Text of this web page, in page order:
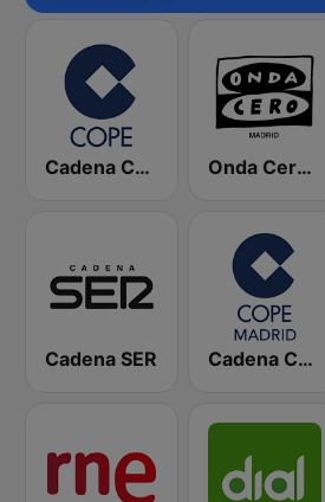
Cadena COPE Onda Cero Madrid
Cadena SER Cadena COPE Madrid